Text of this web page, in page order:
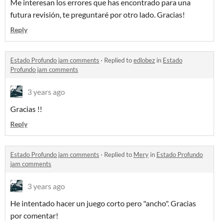
Me interesan los errores que has encontrado para una
futura revisión, te preguntaré por otro lado. Gracias!
Reply
Estado Profundo jam comments · Replied toedlobez in Estado
Profundo jam comments
3 years ago
Gracias !!
Reply
Estado Profundo jam comments · Replied to Mery in Estado Profundo
jam comments
3 years ago
He intentado hacer un juego corto pero "ancho". Gracias
por comentar!